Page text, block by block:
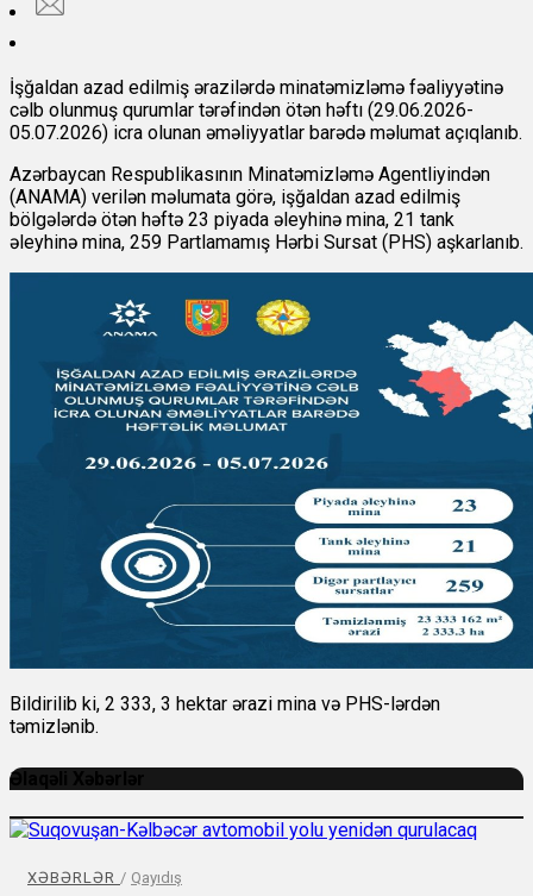
İşğaldan azad edilmiş ərazilərdə minatəmizləmə fəaliyyətinə
cəlb olunmuş qurumlar tərəfindən ötən həftı (29.06.2026-
05.07.2026) icra olunan əməliyyatlar barədə məlumat açıqlanıb.
Azərbaycan Respublikasının Minatəmizləmə Agentliyindən
(ANAMA) verilən məlumata görə, işğaldan azad edilmiş
bölgələrdə ötən həftə 23 piyada əleyhinə mina, 21 tank
əleyhinə mina, 259 Partlamamış Hərbi Sursat (PHS) aşkarlanıb.
Bildirilib ki, 2 333, 3 hektar ərazi mina və PHS-lərdən
təmizlənib.
Əlaqəli Xəbərlər
XƏBƏRLƏR / Qayıdış